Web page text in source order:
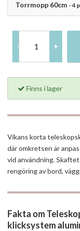
Torrmopp 60cm - 4
- +
Finns i lager
Vikans korta
där omkretsen är
vid användning.
rengöring av bord,
Fakta om
klicksystem